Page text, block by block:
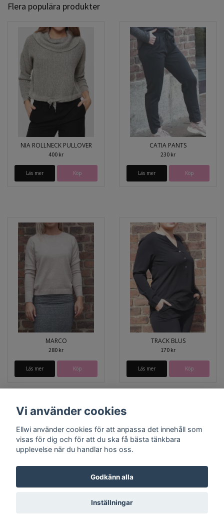
Flera populära produkter
NIA ROLLNECK PULLOVER
400 kr
Läs mer Köp
CATIA PANTS
230 kr
Läs mer Köp
MARCO
280 kr
Läs mer Köp
TRACK BLUS
170 kr
Läs mer Köp
Bröstcancer Prostatacancer Lagningslappar
© Copyright 2026 Ellwi
Vi använder cookies
Ellwi använder cookies för att anpassa det innehåll som
visas för dig och för att du ska få bästa tänkbara
upplevelse när du handlar hos oss.
Godkänn alla
Inställningar